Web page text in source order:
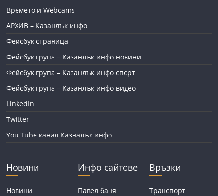
Времето и Webcams
АРХИВ – Казанлък инфо
Фейсбук страница
Фейсбук група – Казанлък инфо новини
Фейсбук група – Казанлък инфо спорт
Фейсбук група – Казанлък инфо видео
LinkedIn
Twitter
You Tube канал Казналък инфо
Новини
Новини
Инфо сайтове
Павел баня
Връзки
Транспорт